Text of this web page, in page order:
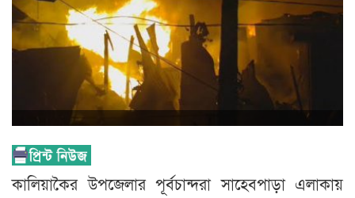
কালিয়াকৈর উপজেলার পূর্বচান্দরা সাহেবপাড়া এলাকায়